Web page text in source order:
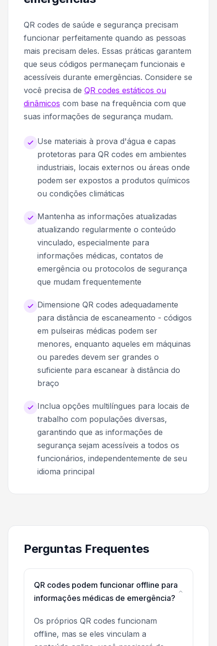
QR codes de saúde e segurança precisam
funcionar perfeitamente quando as pessoas
mais precisam deles. Essas práticas garantem
que seus códigos permaneçam funcionais e
acessíveis durante emergências. Considere se
você precisa de QR codes estáticos ou
dinâmicos com base na frequência com que
suas informações de segurança mudam.
Use materiais à prova d'água e capas
protetoras para QR codes em ambientes
industriais, locais externos ou áreas onde
podem ser expostos a produtos químicos
ou condições climáticas
Mantenha as informações atualizadas
atualizando regularmente o conteúdo
vinculado, especialmente para
informações médicas, contatos de
emergência ou protocolos de segurança
que mudam frequentemente
Dimensione QR codes adequadamente
para distância de escaneamento - códigos
em pulseiras médicas podem ser
menores, enquanto aqueles em máquinas
ou paredes devem ser grandes o
suficiente para escanear à distância do
braço
Inclua opções multilíngues para locais de
trabalho com populações diversas,
garantindo que as informações de
segurança sejam acessíveis a todos os
funcionários, independentemente de seu
idioma principal
Perguntas Frequentes
QR codes podem funcionar offline para
informações médicas de emergência?
Os próprios QR codes funcionam
offline, mas se eles vinculam a